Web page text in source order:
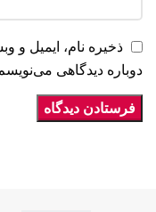
ذخیره نام، ایمیل و
دوباره دیدگاهی